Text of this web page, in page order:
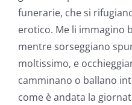
funerarie, che si
erotico. Me li immagino
mentre sorseggiano
moltissimo, e
camminano o ballano
come è andata la